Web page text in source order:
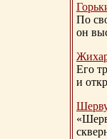
По
он
Его
и